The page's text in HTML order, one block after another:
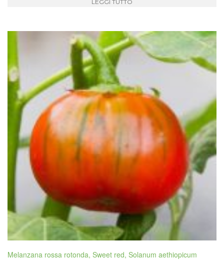
LEGGI TUTTO
Melanzana rossa rotonda, Sweet red, Solanum aethiopicum